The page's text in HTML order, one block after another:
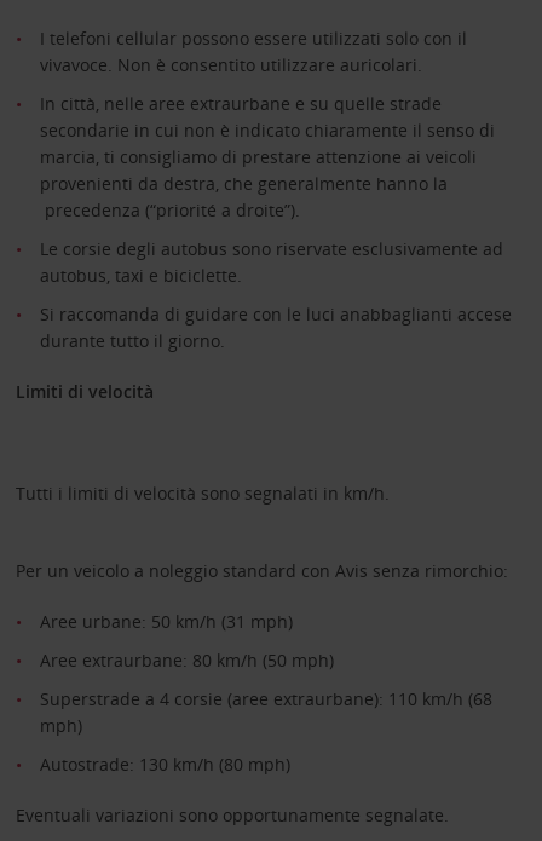
I telefoni cellular possono essere utilizzati solo con il
vivavoce. Non è consentito utilizzare auricolari.
In città, nelle aree extraurbane e su quelle strade
secondarie in cui non è indicato chiaramente il senso di
marcia, ti consigliamo di prestare attenzione ai veicoli
provenienti da destra, che generalmente hanno la
precedenza (“priorité a droite”).
Le corsie degli autobus sono riservate esclusivamente ad
autobus, taxi e biciclette.
Si raccomanda di guidare con le luci anabbaglianti accese
durante tutto il giorno.
Limiti di velocità
Tutti i limiti di velocità sono segnalati in km/h.
Per un veicolo a noleggio standard con Avis senza rimorchio:
Aree urbane: 50 km/h (31 mph)
Aree extraurbane: 80 km/h (50 mph)
Superstrade a 4 corsie (aree extraurbane): 110 km/h (68
mph)
Autostrade: 130 km/h (80 mph)
Eventuali variazioni sono opportunamente segnalate.